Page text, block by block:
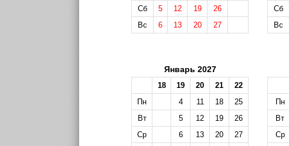
Сб
5 12 19
26
Вс
6 13 20 27
Сб
Вс
Январь 2027
18 19 20 21
22
Пн
4 11 18
25
Вт
5 12 19
26
Ср
6 13 20
27
Пн
Вт
Ср